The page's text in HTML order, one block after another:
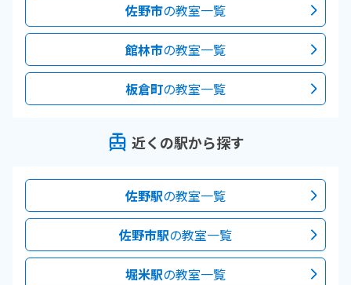
佐野市の教室一覧
館林市の教室一覧
板倉町の教室一覧
近くの駅から探す
佐野駅の教室一覧
佐野市駅の教室一覧
堀米駅の教室一覧